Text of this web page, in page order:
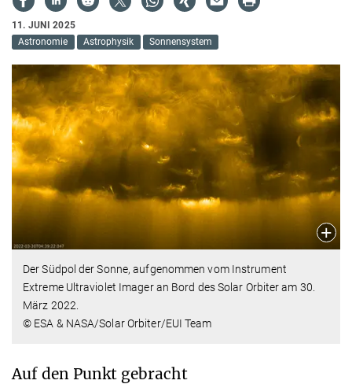
11. JUNI 2025
Astronomie
Astrophysik Sonnensystem
Der Südpol der Sonne, aufgenommen vom Instrument
Extreme Ultraviolet Imager an Bord des Solar Orbiter am 30.
März 2022.
© ESA & NASA/Solar Orbiter/EUI Team
Auf den Punkt gebracht